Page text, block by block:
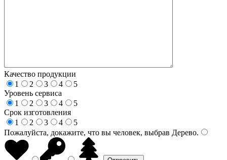
Качество продукции
1
2 3 4
5
Уровень сервиса
1
2 3 4
5
Срок изготовления
1
2 3 4
5
Пожалуйста, докажите, что вы человек, выбрав Дерево.